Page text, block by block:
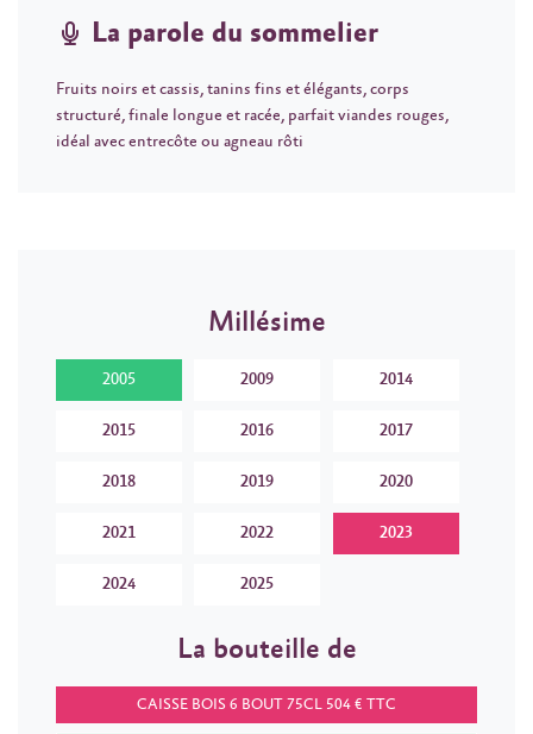
La parole du sommelier
Fruits noirs et cassis, tanins fins et élégants, corps
structuré, finale longue et racée, parfait viandes rouges,
idéal avec entrecôte ou agneau rôti
Millésime
2005 2009 2014
2015 2016 2017
2018 2019 2020
2021 2022 2023
2024 2025
La bouteille de
CAISSE BOIS 6 BOUT 75CL 504 € TTC